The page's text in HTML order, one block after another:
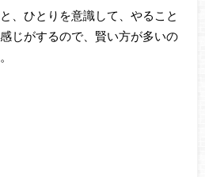
、ひとりを意識して、やること
じがするので、賢い方が多いの